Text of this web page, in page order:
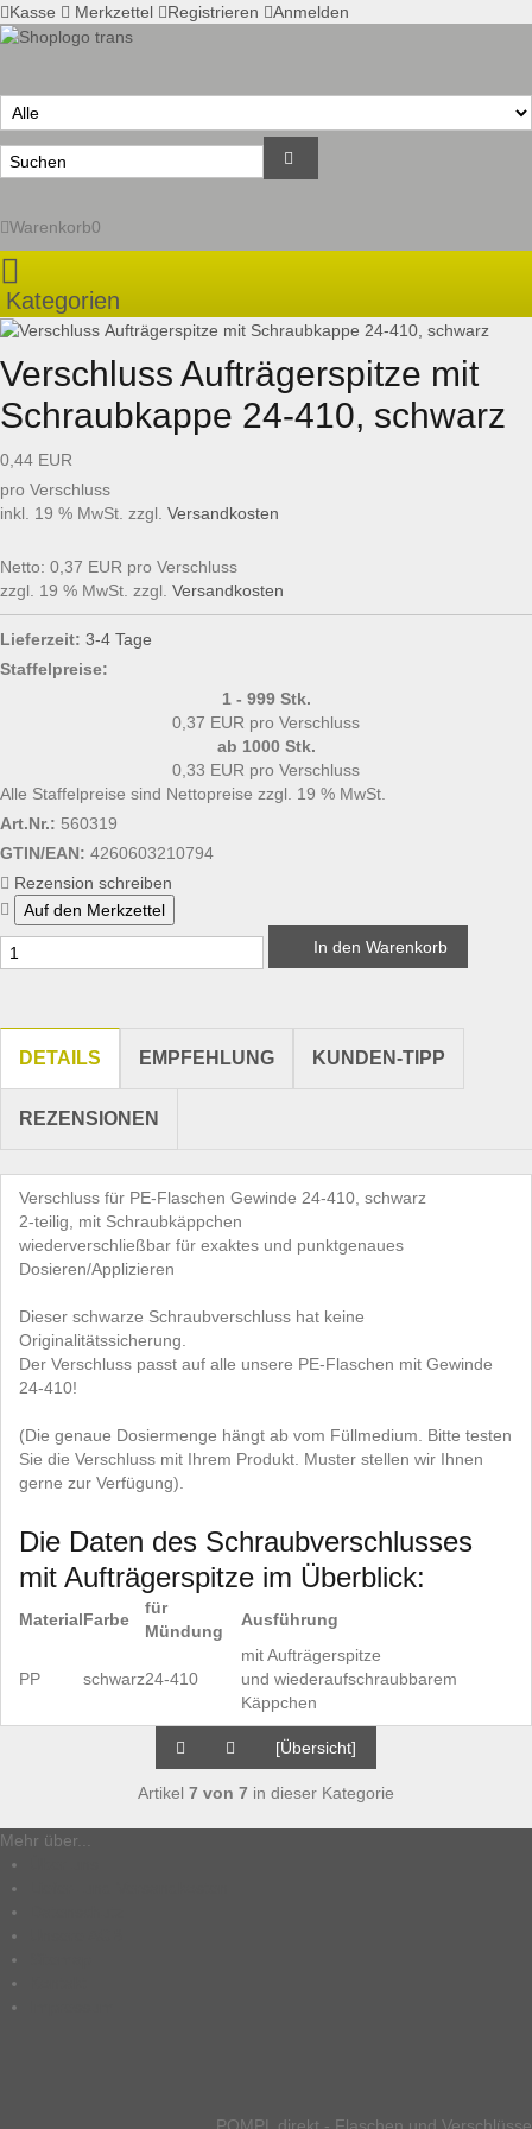
Kasse Merkzettel Registrieren Anmelden
Warenkorb0
Ihr Warenkorb ist leer.
Kategorien
FLASCHEN
VERSCHLÜSSE
SET-ANGEBOTE
ALUMINIUMTUBEN
DOSIERHILFEN
Verschluss Aufträgerspitze mit
Schraubkappe 24-410, schwarz
0,44 EUR
pro Verschluss
inkl. 19 % MwSt. zzgl. Versandkosten
Netto: 0,37 EUR pro Verschluss
zzgl. 19 % MwSt. zzgl. Versandkosten
Lieferzeit: 3-4 Tage
Staffelpreise:
1 - 999 Stk.
0,37 EUR pro Verschluss
ab 1000 Stk.
0,33 EUR pro Verschluss
Alle Staffelpreise sind Nettopreise zzgl. 19 % MwSt.
Art.Nr.: 560319
GTIN/EAN: 4260603210794
Rezension schreiben
In den Warenkorb
DETAILS EMPFEHLUNG KUNDEN-TIPP
REZENSIONEN
Verschluss für PE-Flaschen Gewinde 24-410, schwarz
2-teilig, mit Schraubkäppchen
wiederverschließbar für exaktes und punktgenaues
Dosieren/Applizieren
Dieser schwarze Schraubverschluss hat keine
Originalitätssicherung.
Der Verschluss passt auf alle unsere PE-Flaschen mit Gewinde
24-410!
(Die genaue Dosiermenge hängt ab vom Füllmedium. Bitte testen
Sie die Verschluss mit Ihrem Produkt. Muster stellen wir Ihnen
gerne zur Verfügung).
Die Daten des Schraubverschlusses
mit Aufträgerspitze im Überblick:
MaterialFarbe
für
Mündung
Ausführung
PP schwarz24-410
mit Aufträgerspitze
und wiederaufschraubbarem
Käppchen
[Übersicht]
Artikel 7 von 7 in dieser Kategorie
Mehr über...